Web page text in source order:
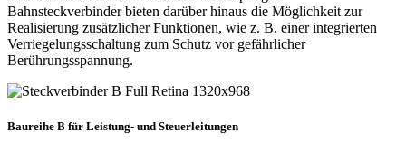
Bahnsteckverbinder bieten darüber hinaus die Möglichkeit zur
Realisierung zusätzlicher Funktionen, wie z. B. einer integrierten
Verriegelungsschaltung zum Schutz vor gefährlicher
Berührungsspannung.
Baureihe B für Leistung- und Steuerleitungen